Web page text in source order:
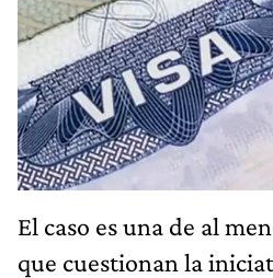
El caso es una de al
que cuestionan la